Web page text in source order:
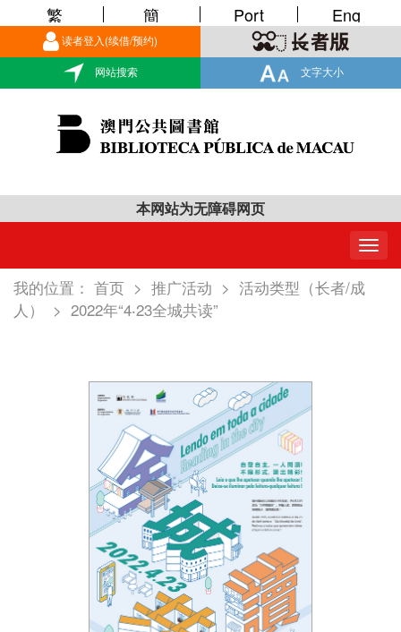
读者登入(续借/预约)
网站搜索 文字大小
繁 簡 Port Eng
本网站为无障碍网页
我的位置： 首页 > 推广活动 > 活动类型（长者/成
人）
> 2022年“4‧23全城共读”